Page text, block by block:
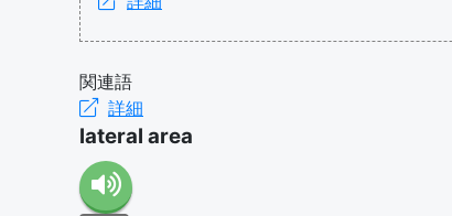
関連語
詳細
lateral area